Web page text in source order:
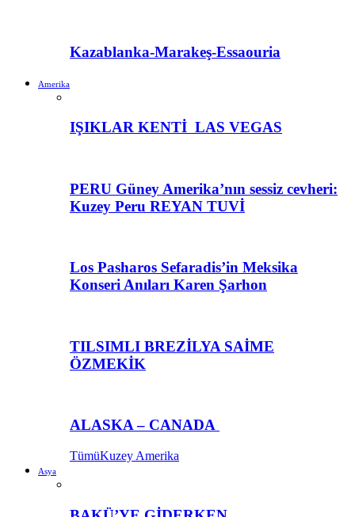
Kazablanka-Marakeş-Essaouria
Amerika
IŞIKLAR KENTİ LAS VEGAS
PERU Güney Amerika’nın sessiz cevheri:
Kuzey Peru REYAN TUVİ
Los Pasharos Sefaradis’in Meksika
Konseri Anıları Karen Şarhon
TILSIMLI BREZİLYA SAİME
ÖZMEKİK
ALASKA – CANADA
TümüKuzey Amerika
Asya